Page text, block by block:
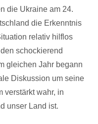
die Ukraine am 24.
die Erkenntnis
relativ hilflos
schockierend
gleichen Jahr begann
Diskussion um seine
verstärkt wahr, in
unser Land ist.